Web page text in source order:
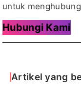
untuk
Hubungi Kami
Artikel yang